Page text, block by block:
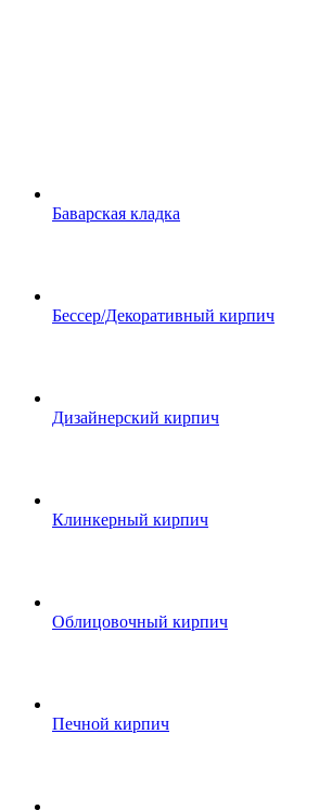
Баварская кладка
Бессер/Декоративный кирпич
Дизайнерский кирпич
Клинкерный кирпич
Облицовочный кирпич
Печной кирпич